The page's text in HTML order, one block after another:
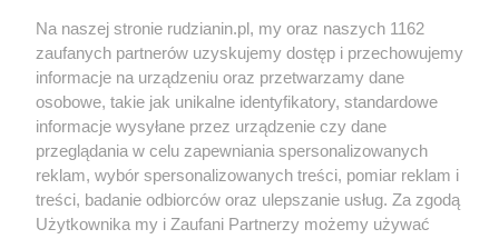
Wydawca mediów lokalnych
Nie zapomnij
zapoznać się z:
polityką prywatności regulamin korzystania z portali
Twojemiasto Skontaktuj sięz nami
Na naszej stronie rudzianin.pl, my oraz naszych 1162
zaufanych partnerów uzyskujemy dostęp i przechowujemy
informacje na urządzeniu oraz przetwarzamy dane
osobowe, takie jak unikalne identyfikatory, standardowe
informacje wysyłane przez urządzenie czy dane
przeglądania w celu zapewniania spersonalizowanych
reklam, wybór spersonalizowanych treści, pomiar reklam i
treści, badanie odbiorców oraz ulepszanie usług. Za zgodą
Użytkownika my i Zaufani Partnerzy możemy używać